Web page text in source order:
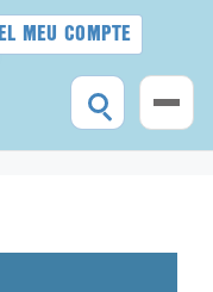
EL MEU COMPTE